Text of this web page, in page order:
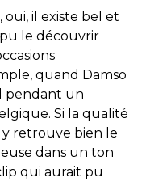
il existe bel et
le découvrir
quand Damso
pendant un
Si la qualité
y retrouve bien le
dans un ton
qui aurait pu